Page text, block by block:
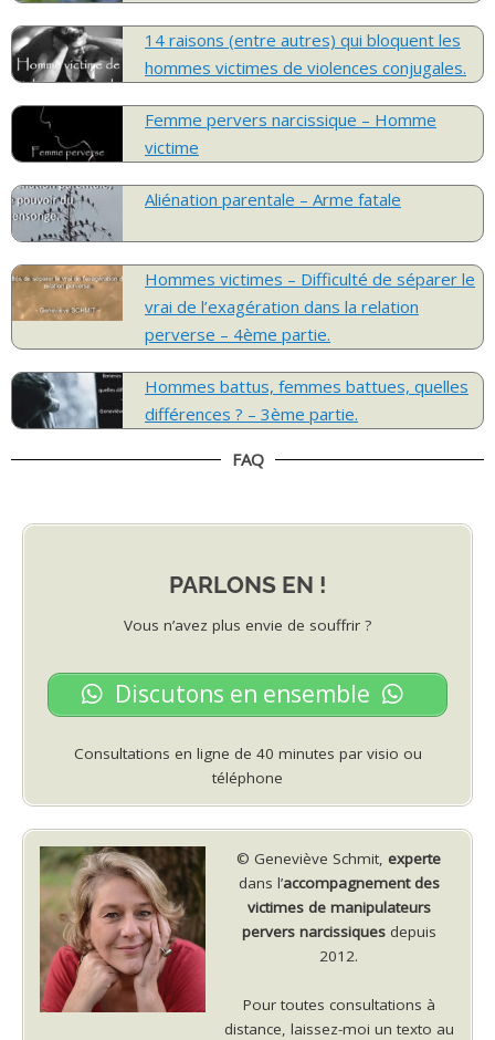
14 raisons (entre autres) qui bloquent les
hommes victimes de violences conjugales.
Femme pervers narcissique – Homme
victime
Aliénation parentale – Arme fatale
Hommes victimes – Difficulté de séparer le
vrai de l’exagération dans la relation
perverse – 4ème partie.
Hommes battus, femmes battues, quelles
différences ? – 3ème partie.
FAQ
PARLONS EN !
Vous n’avez plus envie de souffrir ?
Discutons en ensemble
Consultations en ligne de 40 minutes par visio ou
téléphone
© Geneviève Schmit, experte
dans l’accompagnement des
victimes de manipulateurs
pervers narcissiquesdepuis
2012.
Pour toutes consultations à
distance, laissez-moi un texto au